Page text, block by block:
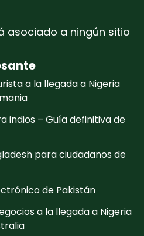
asociado a ningún sitio
a la llegada a Nigeria
indios – Guía definitiva de
para ciudadanos de
de Pakistán
a la llegada a Nigeria